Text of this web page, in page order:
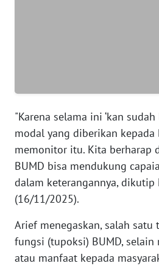
"Karena selama ini ‘kan
modal yang diberikan kepada
memonitor itu. Kita berharap
BUMD bisa mendukung
dalam keterangannya, dikutip
(16/11/2025).
Arief menegaskan, salah satu
fungsi (tupoksi) BUMD,
atau manfaat kepada
WN
WN
PAPUA
WN
PAPUA
BARAT
WN